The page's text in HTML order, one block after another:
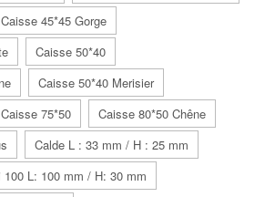
Caisse 45*45 Gorge
Caisse 50*40
Caisse 50*40 Merisier
Caisse 75*50
Caisse 80*50 Chêne
Calde L : 33 mm / H : 25 mm
100 L: 100 mm / H: 30 mm